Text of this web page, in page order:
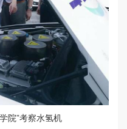
院”考察水氢机